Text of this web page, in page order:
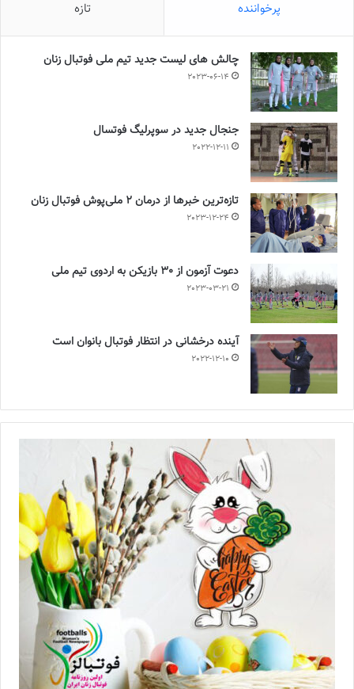
پرخواننده تازه
چالش هاى ليست جدید تيم ملى فوتبال زنان
2023-06-14
جنجال جدید در سوپرلیگ فوتسال
2022-12-11
تازه‌ترین خبرها از درمان ۲ ملی‌پوش فوتبال زنان
2023-12-24
دعوت آزمون از 30 بازیکن به اردوی تیم ملی
2023-03-21
آینده درخشانی در انتظار فوتبال بانوان است
2022-12-10